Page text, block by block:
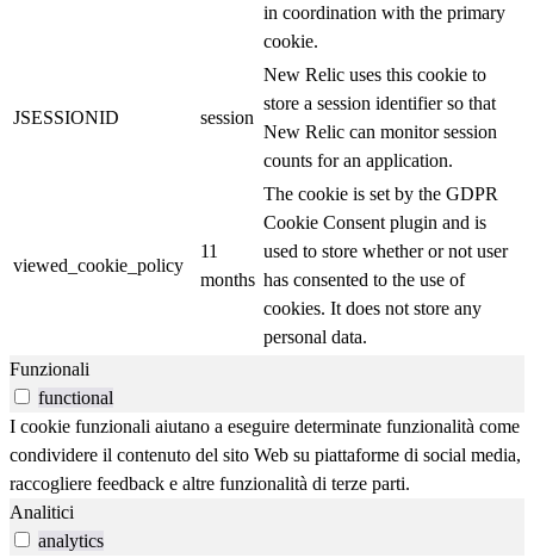
in coordination with the primary
cookie.
JSESSIONID session
New Relic uses this cookie to
store a session identifier so that
New Relic can monitor session
counts for an application.
viewed_cookie_policy
11
months
The cookie is set by the GDPR
Cookie Consent plugin and is
used to store whether or not user
has consented to the use of
cookies. It does not store any
personal data.
Funzionali
functional
I cookie funzionali aiutano a eseguire determinate funzionalità come
condividere il contenuto del sito Web su piattaforme di social media,
raccogliere feedback e altre funzionalità di terze parti.
Analitici
analytics